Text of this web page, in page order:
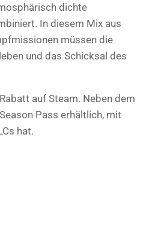
dichte
In diesem Mix aus
müssen die
und das Schicksal des
auf Steam. Neben dem
Pass erhältlich, mit
hat.